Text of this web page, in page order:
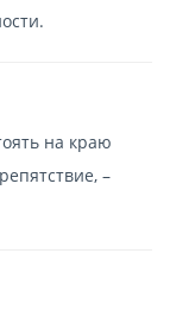
на краю
–